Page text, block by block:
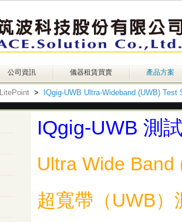
公司資訊 儀器租賃買賣 產品方案
LitePoint > IQgig-UWB Ultra-Wideband (UWB) Test
IQgig-UWB 測
Ultra Wide
超寬帶（UWB）